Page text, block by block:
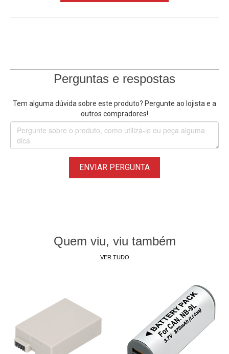
Canon ES-55, ES55
Canon ES-60, ES60
Canon ES-6000, ES6000
Canon ES-65, ES65
Canon ES65 Hi8
Canon ES-6500, ES6500
Canon ES-8000V, ES8000V
Canon ES-8400V, ES8400V
Canon ES8400V Hi8
Canon FV1, FV 1
Perguntas e respostas
Tem alguma dúvida sobre este produto? Pergunte ao lojista e a
outros compradores!
ENVIAR PERGUNTA
Quem viu, viu também
VER TUDO